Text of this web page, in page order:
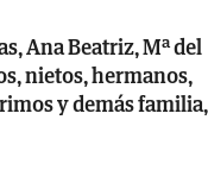
Ana Beatriz, Mª del
nietos, hermanos,
y demás familia,